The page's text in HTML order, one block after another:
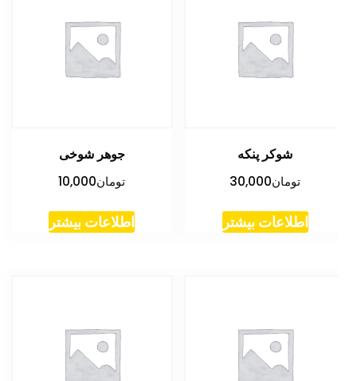
شوکر پنکه
تومان30,000
اطلاعات بیشتر
جوهر شوخی
تومان10,000
اطلاعات بیشتر